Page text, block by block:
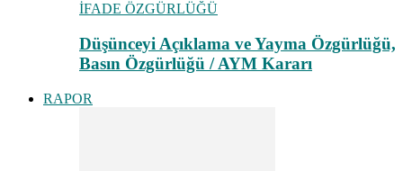
İFADE ÖZGÜRLÜĞÜ
Düşünceyi Açıklama ve Yayma Özgürlüğü,
Basın Özgürlüğü / AYM Kararı
RAPOR